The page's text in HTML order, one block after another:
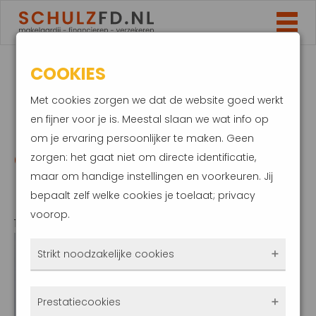
LET BIJ BUDGET
ZORGVERZEKERINGEN
OP ONVERWACHTE
KOSTEN
10 november 2020
COOKIES
Met cookies zorgen we dat de website goed werkt
en fijner voor je is. Meestal slaan we wat info op
om je ervaring persoonlijker te maken. Geen
zorgen: het gaat niet om directe identificatie,
maar om handige instellingen en voorkeuren. Jij
bepaalt zelf welke cookies je toelaat; privacy
voorop.
Strikt noodzakelijke cookies
Prestatiecookies